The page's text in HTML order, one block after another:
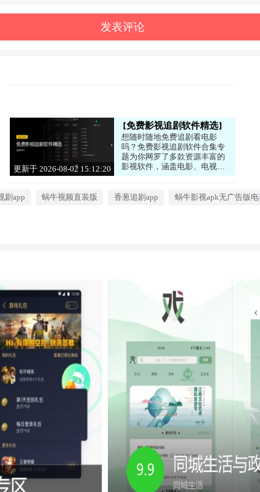
更新于 2026-08-02 15:12:20
免费影视追剧软件精选
想随时随地免费追剧看电影
吗？免费影视追剧软件合集专
题为你网罗了多款资源丰富的
影视软件，涵盖电影、电视
剧、综艺、动漫等各类内容，
门新剧还是经典老片，都能快
剧app 蜗牛视频直装版 香葱追剧app 蜗牛影视apk无广告版